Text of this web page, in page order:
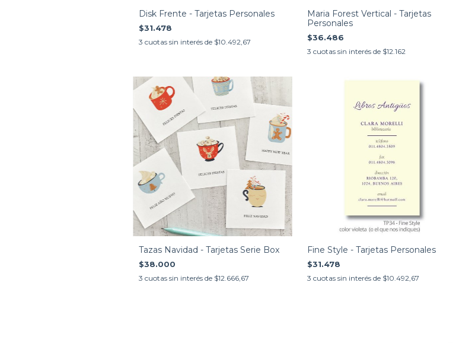
Disk Frente - Tarjetas Personales
$31.478
3 cuotas sin interés de $10.492,67
Maria Forest Vertical - Tarjetas
Personales
$36.486
3 cuotas sin interés de $12.162
Tazas Navidad - Tarjetas Serie Box
$38.000
3 cuotas sin interés de $12.666,67
Fine Style - Tarjetas Personales
$31.478
3 cuotas sin interés de $10.492,67